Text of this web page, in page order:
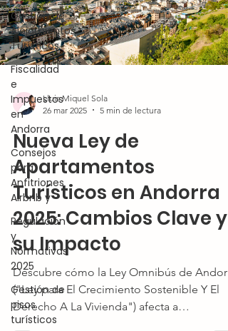
Gestión de
Alojamientos
Turísticos
Fiscalidad
e
Impuestos
en
Andorra
Consejos
para
Anfitriones
Airbnb y
Regulación
y
Normativas
2025
Gestión de
pisos
turísticos
Lluis Miquel Sola
26 mar 2025
5 min de lectura
Nueva Ley de
Apartamentos
Turísticos en Andorra
2025: Cambios Clave y
su Impacto
Descubre cómo la Ley Omnibús de
("Ley para El Crecimiento Sostenible Y El
Derecho A La Vivienda") afecta a
apartamentos turísticos.